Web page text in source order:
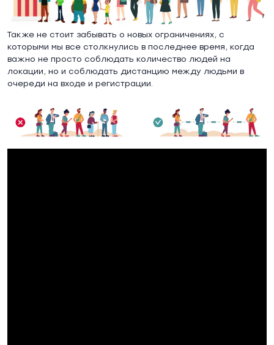
Также не стоит забывать о новых ограничениях, с
которыми мы все столкнулись в последнее время, когда
важно не просто соблюдать количество людей на
локации, но и соблюдать дистанцию между людьми в
очереди на входе и регистрации.